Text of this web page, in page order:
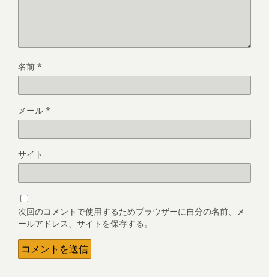
名前 *
メール *
サイト
次回のコメントで使用するためブラウザーに自分の名前、メ
ールアドレス、サイトを保存する。